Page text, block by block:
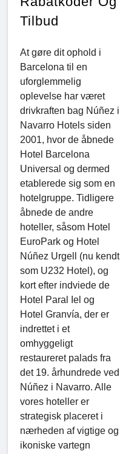
Tilbud
At gøre dit ophold i
Barcelona til en
uforglemmelig
oplevelse har været
drivkraften bag Núñez i
Navarro Hotels siden
2001, hvor de åbnede
Hotel Barcelona
Universal og dermed
etablerede sig som en
hotelgruppe. Tidligere
åbnede de andre
hoteller, såsom Hotel
EuroPark og Hotel
Núñez Urgell (nu kendt
som U232 Hotel), og
kort efter indviede de
Hotel Paral Iel og
Hotel Granvía, der er
indrettet i et
omhyggeligt
restaureret palads fra
det 19. århundrede ved
Núñez i Navarro. Alle
vores hoteller er
strategisk placeret i
nærheden af ​​vigtige og
ikoniske vartegn